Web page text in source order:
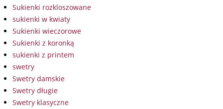
Sukienki rozkloszowane
sukienki w kwiaty
Sukienki wieczorowe
Sukienki z koronką
sukienki z printem
swetry
Swetry damskie
Swetry długie
Swetry klasyczne